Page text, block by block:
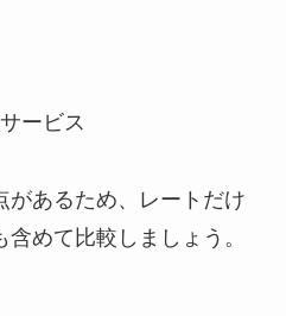
ービス
があるため、レートだけ
めて比較しましょう。